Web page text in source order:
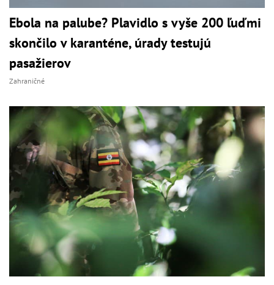
Ebola na palube? Plavidlo s vyše 200 ľuďmi
skončilo v karanténe, úrady testujú
pasažierov
Zahraničné